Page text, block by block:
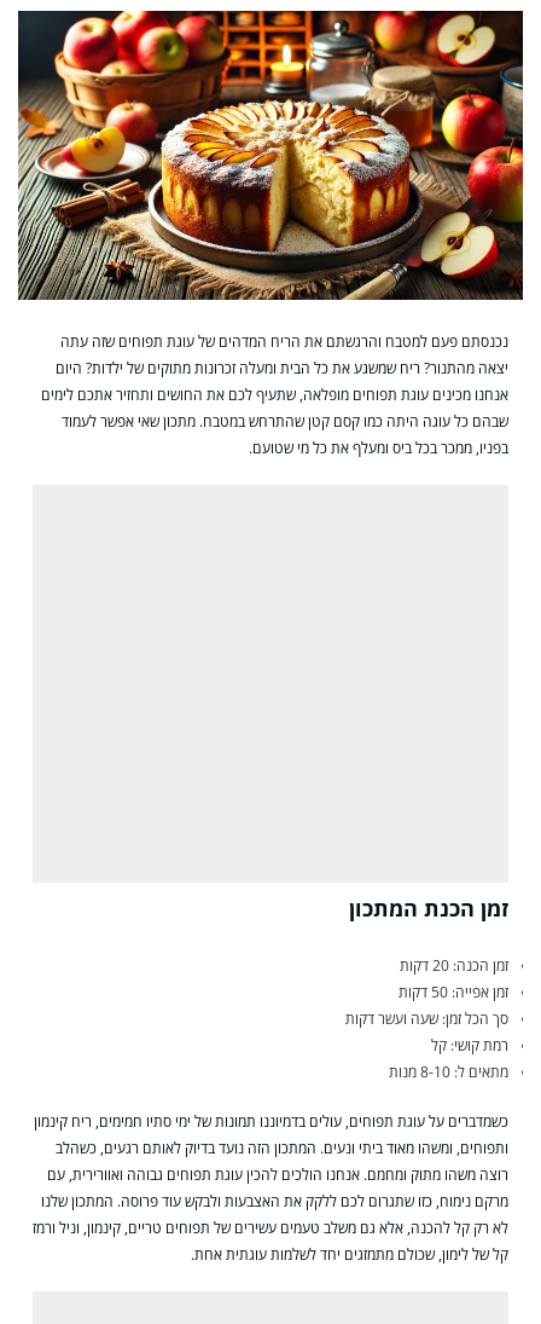
נכנסתם פעם למטבח והרגשתם את הריח המדהים של עוגת תפוחים שזה עתה
יצאה מהתנור? ריח שמשגע את כל הבית ומעלה זכרונות מתוקים של ילדות? היום
אנחנו מכינים עוגת תפוחים מופלאה, שתעיף לכם את החושים ותחזיר אתכם לימים
שבהם כל עוגה היתה כמו קסם קטן שהתרחש במטבח. מתכון שאי אפשר לעמוד
בפניו, ממכר בכל ביס ומעלף את כל מי שטועם.
זמן הכנת המתכון
זמן הכנה: 20 דקות
זמן אפייה: 50 דקות
סך הכל זמן: שעה ועשר דקות
רמת קושי: קל
מתאים ל: 8-10 מנות
כשמדברים על עוגת תפוחים, עולים בדמיוננו תמונות של ימי סתיו חמימים, ריח קינמון
ותפוחים, ומשהו מאוד ביתי ונעים. המתכון הזה נועד בדיוק לאותם רגעים, כשהלב
רוצה משהו מתוק ומחמם. אנחנו הולכים להכין עוגת תפוחים גבוהה ואוורירית, עם
מרקם נימוח, כזו שתגרום לכם ללקק את האצבעות ולבקש עוד פרוסה. המתכון שלנו
לא רק קל להכנה, אלא גם משלב טעמים עשירים של תפוחים טריים, קינמון, וניל ורמז
קל של לימון, שכולם מתמזגים יחד לשלמות עוגתית אחת.